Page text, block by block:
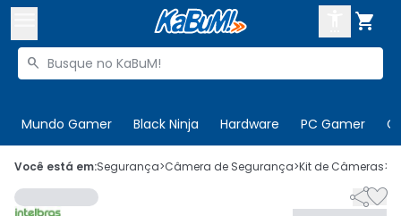

Buscar produtos

Mundo Gamer Black Ninja Hardware PC Gamer
 Olá. Acesse sua conta
 Departamentos
Você está em:Segurança>Câmera de Segurança>Kit de Câmeras>
